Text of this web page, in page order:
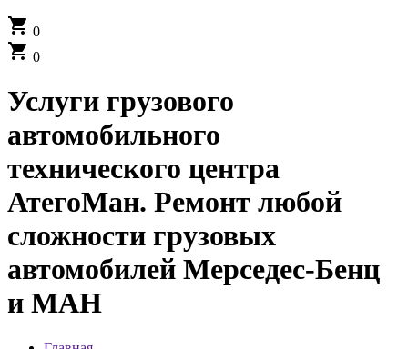
shopping_cart 0
shopping_cart 0
Услуги грузового
автомобильного
технического центра
АтегоМан. Ремонт любой
сложности грузовых
автомобилей Мерседес-Бенц
и МАН